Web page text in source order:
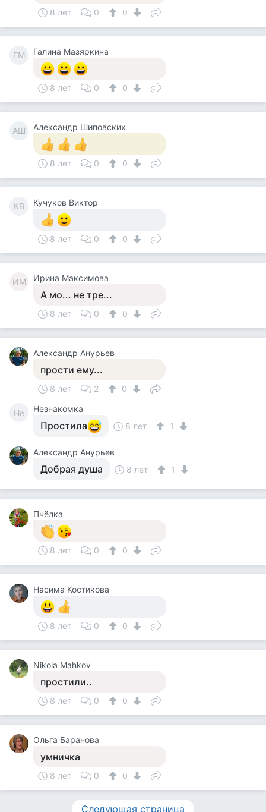
8 лет 0 0
ГМ Галина Мазяркина
8 лет 0 0
АШ Александр Шиповских
8 лет 0 0
КВ Кучуков Виктор
8 лет 0 0
ИМ Ирина Максимова
А мо... не тре...
8 лет 0 0
Александр Анурьев
прости ему...
8 лет 2 0
Не Незнакомка
Простила 8 лет 1
Александр Анурьев
Добрая душа 8 лет 1
Пчёлка
8 лет 0 0
Насима Костикова
8 лет 0 0
Nikola Mahkov
простили..
8 лет 0 0
Ольга Баранова
умничка
8 лет 0 0
Следующая страница